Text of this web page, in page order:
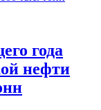
года
нефти